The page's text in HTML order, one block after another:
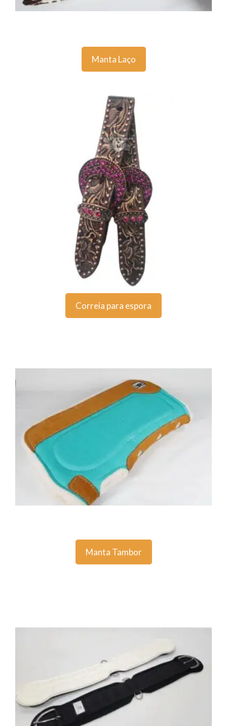
Manta Laço
Correia para espora
Manta Tambor